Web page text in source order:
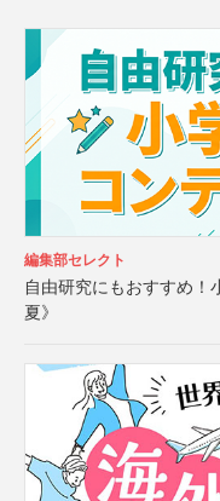
編集部セレクト
自由研究にもおすすめ！
夏》